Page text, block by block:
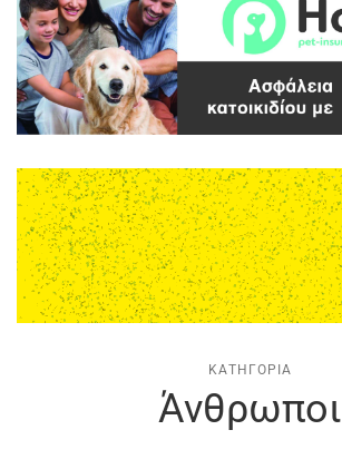
ΚΑΤΗΓΟΡΊΑ
Άνθρωποι